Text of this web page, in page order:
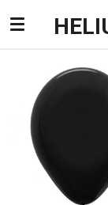
Ga
direct
hoofdinhoud